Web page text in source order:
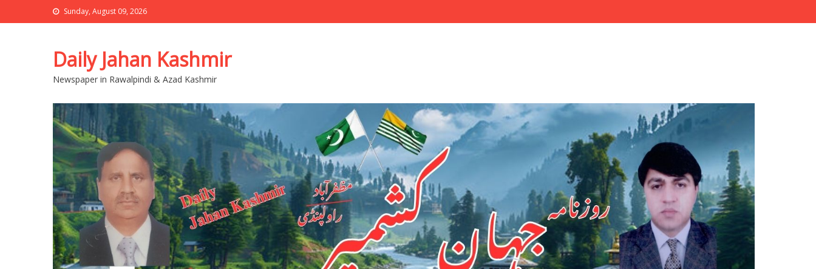
Sunday, August 09, 2026
Daily Jahan Kashmir
Newspaper in Rawalpindi & Azad Kashmir